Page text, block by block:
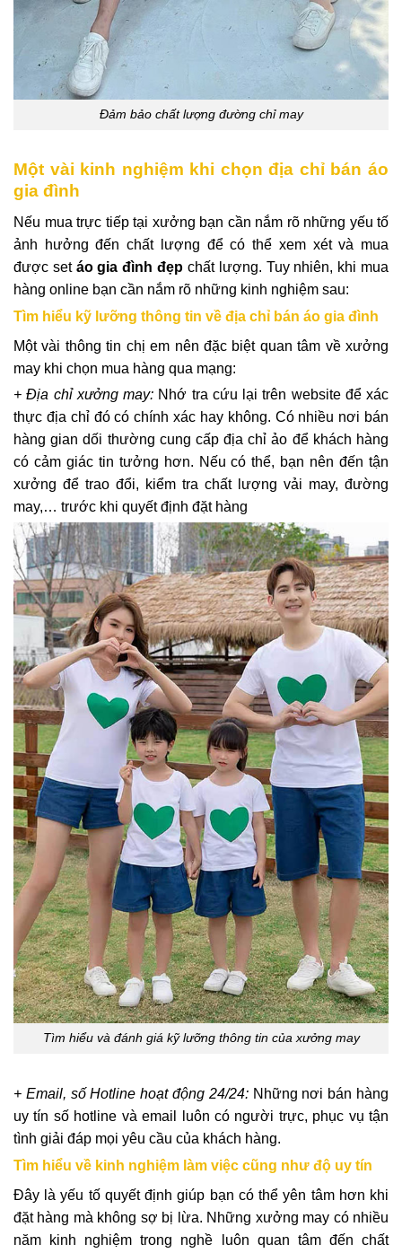
Đảm bảo chất lượng đường chỉ may
Một vài kinh nghiệm khi chọn địa chỉ bán áo
gia đình
Nếu mua trực tiếp tại xưởng bạn cần nắm rõ những yếu tố
ảnh hưởng đến chất lượng để có thể xem xét và mua
được set áo gia đình đẹp chất lượng. Tuy nhiên, khi mua
hàng online bạn cần nắm rõ những kinh nghiệm sau:
Tìm hiểu kỹ lưỡng thông tin về địa chỉ bán áo gia đình
Một vài thông tin chị em nên đặc biệt quan tâm về xưởng
may khi chọn mua hàng qua mạng:
+ Địa chỉ xưởng may: Nhớ tra cứu lại trên website để xác
thực địa chỉ đó có chính xác hay không. Có nhiều nơi bán
hàng gian dối thường cung cấp địa chỉ ảo để khách hàng
có cảm giác tin tưởng hơn. Nếu có thể, bạn nên đến tận
xưởng để trao đổi, kiểm tra chất lượng vải may, đường
may,… trước khi quyết định đặt hàng
Tìm hiểu và đánh giá kỹ lưỡng thông tin của xưởng may
+ Email, số Hotline hoạt động 24/24:Những nơi bán hàng
uy tín số hotline và email luôn có người trực, phục vụ tận
tình giải đáp mọi yêu cầu của khách hàng.
Tìm hiểu về kinh nghiệm làm việc cũng như độ uy tín
Đây là yếu tố quyết định giúp bạn có thể yên tâm hơn khi
đặt hàng mà không sợ bị lừa. Những xưởng may có nhiều
năm kinh nghiệm trong nghề luôn quan tâm đến chất